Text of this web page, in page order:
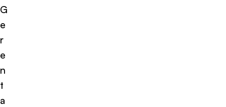
G
e
r
e
n
t
a